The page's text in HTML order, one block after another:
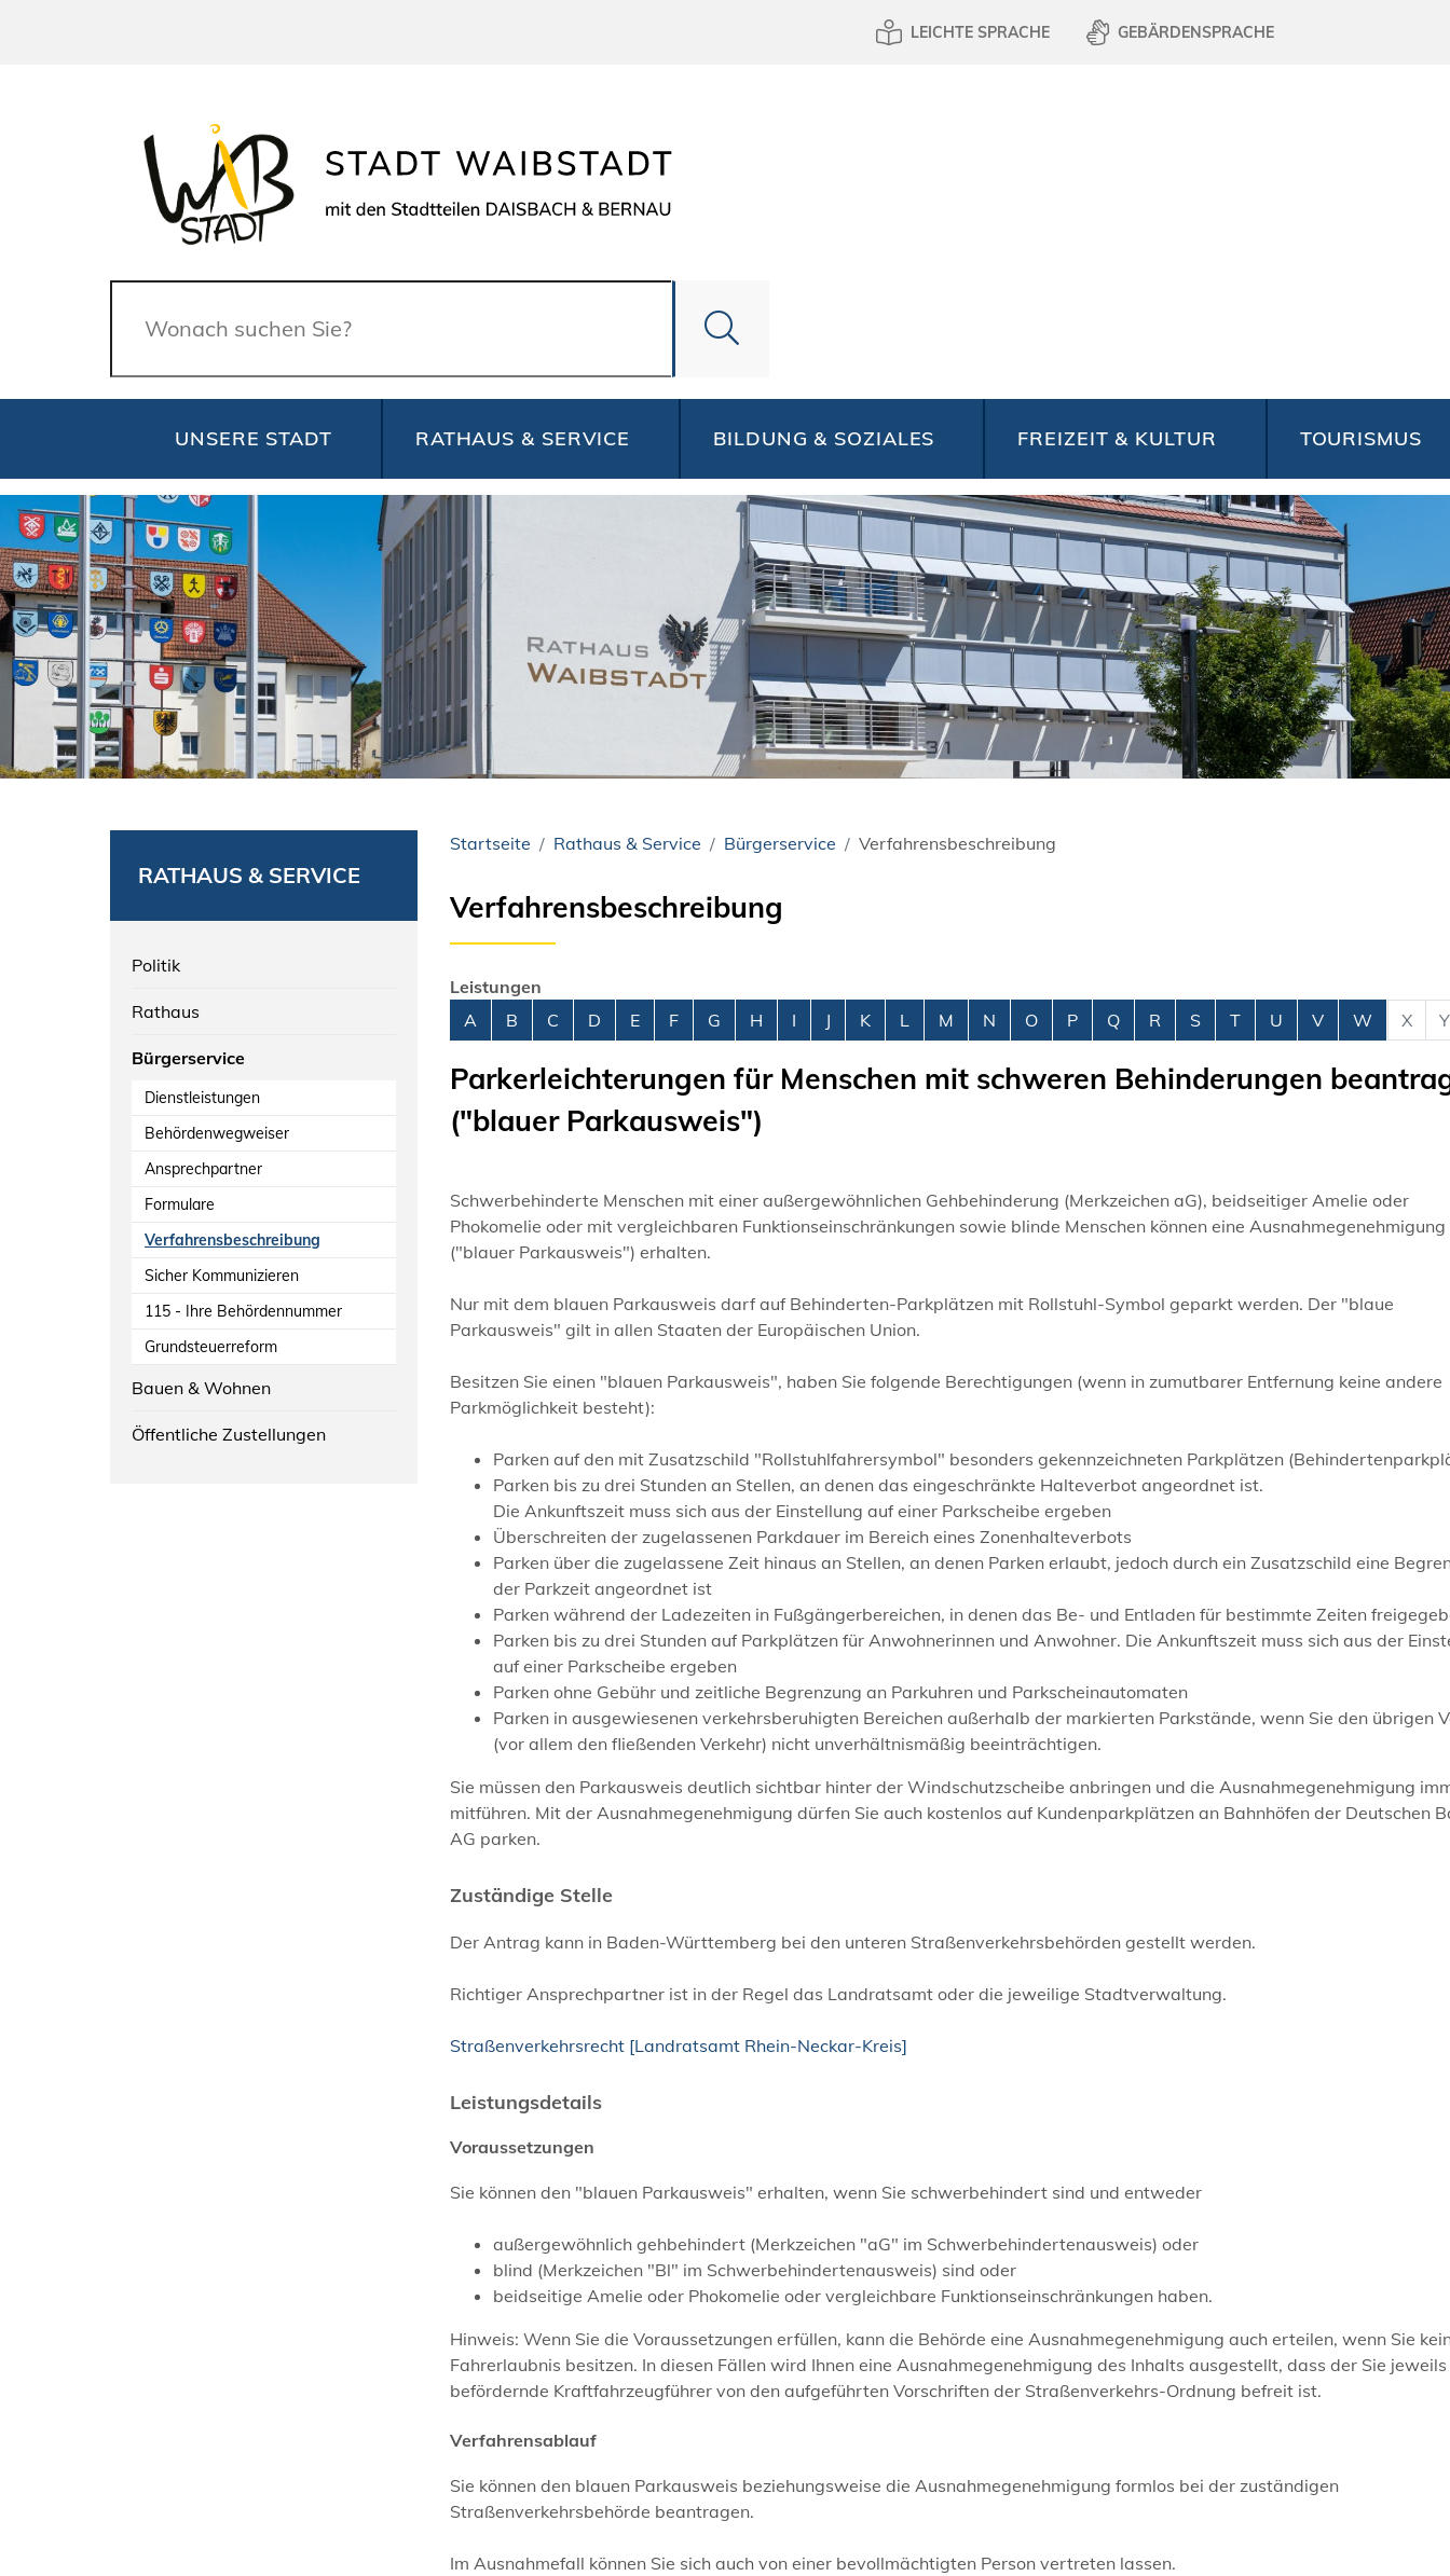
LEICHTE SPRACHE GEBÄRDENSPRACHE
Suche
UNSERE STADT RATHAUS & SERVICE BILDUNG & SOZIALES FREIZEIT & KULTUR TOURISMUS
RATHAUS & SERVICE
Politik
Rathaus
Bürgerservice
Dienstleistungen
Behördenwegweiser
Ansprechpartner
Formulare
Verfahrensbeschreibung
Sicher Kommunizieren
115 - Ihre Behördennummer
Grundsteuerreform
Bauen & Wohnen
Öffentliche Zustellungen
Startseite Rathaus & Service Bürgerservice Verfahrensbeschreibung
Verfahrensbeschreibung
Leistungen
Alphabetisches Register überspringen
A B C D E F G H I J K L M N O P Q R S T U V W X Y
Parkerleichterungen für Menschen mit schweren Behinderungen
("blauer Parkausweis")
Schwerbehinderte Menschen mit einer außergewöhnlichen Gehbehinderung (Merkzeichen aG), beidseitiger Amelie oder
Phokomelie oder mit vergleichbaren Funktionseinschränkungen sowie blinde Menschen können eine Ausnahmegenehmigung
("blauer Parkausweis") erhalten.
Nur mit dem blauen Parkausweis darf auf Behinderten-Parkplätzen mit Rollstuhl-Symbol geparkt werden. Der "blaue
Parkausweis" gilt in allen Staaten der Europäischen Union.
Besitzen Sie einen "blauen Parkausweis", haben Sie folgende Berechtigungen (wenn in zumutbarer Entfernung keine andere
Parkmöglichkeit besteht):
Parken auf den mit Zusatzschild "Rollstuhlfahrersymbol" besonders gekennzeichneten Parkplätzen (Behinderten
Parken bis zu drei Stunden an Stellen, an denen das eingeschränkte Halteverbot angeordnet ist.
Die Ankunftszeit muss sich aus der Einstellung auf einer Parkscheibe ergeben
Überschreiten der zugelassenen Parkdauer im Bereich eines Zonenhalteverbots
Parken über die zugelassene Zeit hinaus an Stellen, an denen Parken erlaubt, jedoch durch ein Zusatzschild eine Be
der Parkzeit angeordnet ist
Parken während der Ladezeiten in Fußgängerbereichen, in denen das Be- und Entladen für bestimmte Zeiten freige
Parken bis zu drei Stunden auf Parkplätzen für Anwohnerinnen und Anwohner. Die Ankunftszeit muss sich aus der
auf einer Parkscheibe ergeben
Parken ohne Gebühr und zeitliche Begrenzung an Parkuhren und Parkscheinautomaten
Parken in ausgewiesenen verkehrsberuhigten Bereichen außerhalb der markierten Parkstände, wenn Sie den übrigen
(vor allem den fließenden Verkehr) nicht unverhältnismäßig beeinträchtigen.
Sie müssen den Parkausweis deutlich sichtbar hinter der Windschutzscheibe anbringen und die Ausnahmegenehmigung
mitführen. Mit der Ausnahmegenehmigung dürfen Sie auch kostenlos auf Kundenparkplätzen an Bahnhöfen der Deutschen
AG parken.
Zuständige Stelle
Der Antrag kann in Baden-Württemberg bei den unteren Straßenverkehrsbehörden gestellt werden.
Richtiger Ansprechpartner ist in der Regel das Landratsamt oder die jeweilige Stadtverwaltung.
Straßenverkehrsrecht [Landratsamt Rhein-Neckar-Kreis]
Leistungsdetails
Voraussetzungen
Sie können den "blauen Parkausweis" erhalten, wenn Sie schwerbehindert sind und entweder
außergewöhnlich gehbehindert (Merkzeichen "aG" im Schwerbehindertenausweis) oder
blind (Merkzeichen "Bl" im Schwerbehindertenausweis) sind oder
beidseitige Amelie oder Phokomelie oder vergleichbare Funktionseinschränkungen haben.
Hinweis: Wenn Sie die Voraussetzungen erfüllen, kann die Behörde eine Ausnahmegenehmigung auch erteilen, wenn Sie
Fahrerlaubnis besitzen. In diesen Fällen wird Ihnen eine Ausnahmegenehmigung des Inhalts ausgestellt, dass der Sie jeweils
befördernde Kraftfahrzeugführer von den aufgeführten Vorschriften der Straßenverkehrs-Ordnung befreit ist.
Verfahrensablauf
Sie können den blauen Parkausweis beziehungsweise die Ausnahmegenehmigung formlos bei der zuständigen
Straßenverkehrsbehörde beantragen.
Im Ausnahmefall können Sie sich auch von einer bevollmächtigten Person vertreten lassen.